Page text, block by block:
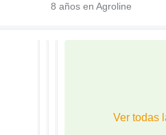
8 años en Agroline